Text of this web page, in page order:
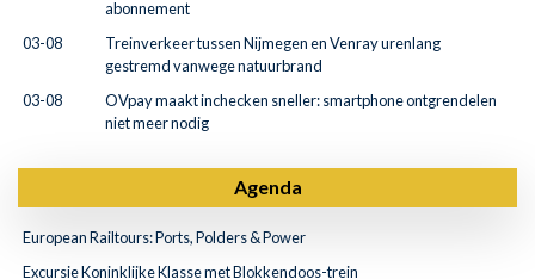
abonnement
03-08
Treinverkeer tussen Nijmegen en Venray urenlang
gestremd vanwege natuurbrand
03-08
OVpay maakt inchecken sneller: smartphone ontgrendelen
niet meer nodig
Agenda
European Railtours: Ports, Polders & Power
Excursie Koninklijke Klasse met Blokkendoos-trein